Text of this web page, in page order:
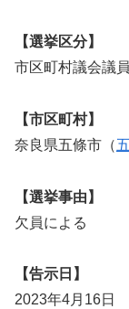
【選挙区分】
市区町村議会議員
【市区町村】
奈良県五條市（
【選挙事由】
欠員による
【告示日】
2023年4月16日